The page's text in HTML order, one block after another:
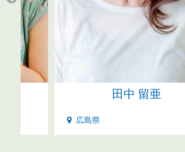
田中 留亜
広島県